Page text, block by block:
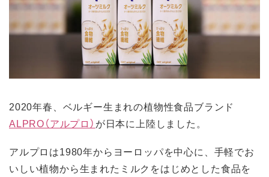
2020年春、ベルギー生まれの植物性食品ブランド
ALPRO（アルプロ） が日本に上陸しました。
アルプロは1980年からヨーロッパを中心に、手軽でお
いしい植物から生まれたミルクをはじめとした食品を